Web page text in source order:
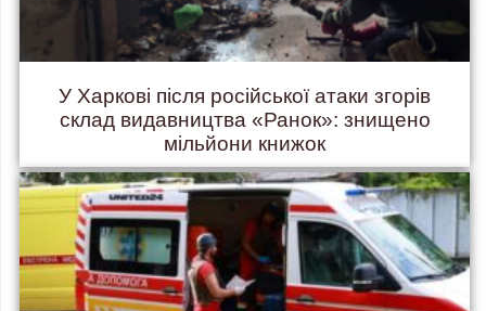
У Харкові після російської атаки згорів
склад видавництва «Ранок»: знищено
мільйони книжок